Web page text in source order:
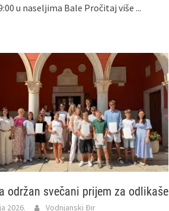
u naseljima Bale Pročitaj više ...
održan svečani prijem za odlikaše
2026. Vodnjanski Đir